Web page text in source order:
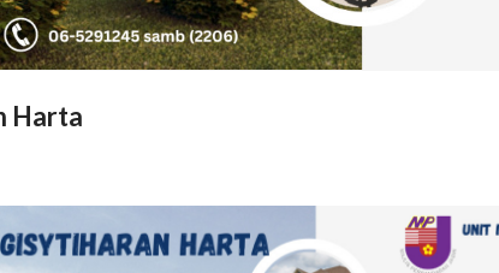
Harta